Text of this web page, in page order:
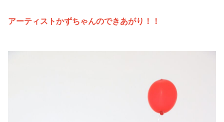
アーティストかずちゃんのできあがり！！